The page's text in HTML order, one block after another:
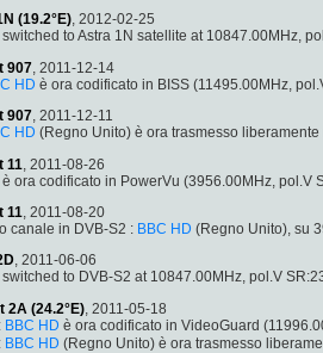
(19.2°E), 2012-02-25
switched to Astra 1N satellite at 10847.00MHz,
907, 2011-12-14
HD è ora codificato in BISS (11495.00MHz,
907, 2011-12-11
HD (Regno Unito) è ora trasmesso
11, 2011-08-26
è ora codificato in PowerVu (3956.00MHz, pol.V
11, 2011-08-20
canale in DVB-S2 : BBC HD (Regno Unito), su
, 2011-06-06
switched to DVB-S2 at 10847.00MHz, pol.V
2A (24.2°E), 2011-05-18
BBC HD è ora codificato in VideoGuard
BBC HD (Regno Unito) è ora trasmesso